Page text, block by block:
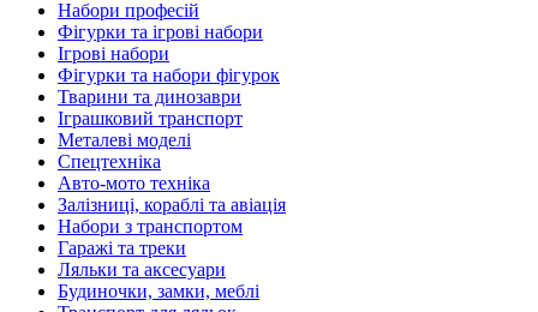
Набори професій
Фігурки та ігрові набори
Ігрові набори
Фігурки та набори фігурок
Тварини та динозаври
Іграшковий транспорт
Металеві моделі
Спецтехніка
Авто-мото техніка
Залізниці, кораблі та авіація
Набори з транспортом
Гаражі та треки
Ляльки та аксесуари
Будиночки, замки, меблі